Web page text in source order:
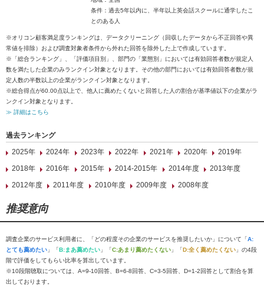
条件：過去5年以内に、半年以上英会話スクールに通学したこ
とのある人
※オリコン顧客満足度ランキングは、データクリーニング（回収したデータから不正回答や異
常値を排除）および調査対象者条件から外れた回答を除外した上で作成しています。
※「総合ランキング」、「評価項目別」、部門の「業態別」においては有効回答者数が規定人
数を満たした企業のみランクイン対象となります。その他の部門においては有効回答者数が規
定人数の半数以上の企業がランクイン対象となります。
※総合得点が60.00点以上で、他人に薦めたくないと回答した人の割合が基準値以下の企業がラ
ンクイン対象となります。
≫ 詳細はこちら
過去ランキング
2025年
2024年 2023年 2022年 2021年 2020年
2019年
2018年
2016年 2015年 2014-2015年 2014年度
2013年度
2012年度
2011年度 2010年度 2009年度 2008年度
推奨意向
調査企業のサービス利用者に、「どの程度その企業のサービスを推奨したいか」について「A:
とても薦めたい 」「B:まあ薦めたい 」「C:あまり薦めたくない 」「D:全く薦めたくない 」の4段
階で評価をしてもらい比率を算出しています。
※10段階聴取については、A=9-10回答、B=6-8回答、C=3-5回答、D=1-2回答として割合を算
出しております。